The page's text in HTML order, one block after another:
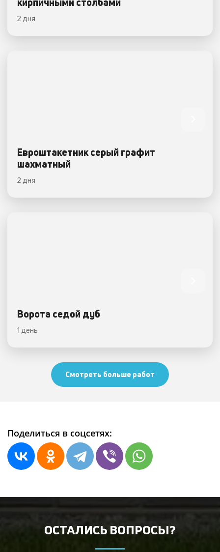
2 дня
Евроштакетник серый графит
шахматный
2 дня
Ворота седой дуб
1 день
Смотреть больше работ
Поделиться в соцсетях:
ОСТАЛИСЬ ВОПРОСЫ?